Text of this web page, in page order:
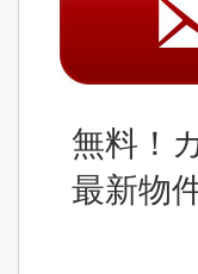
無料！
最新物